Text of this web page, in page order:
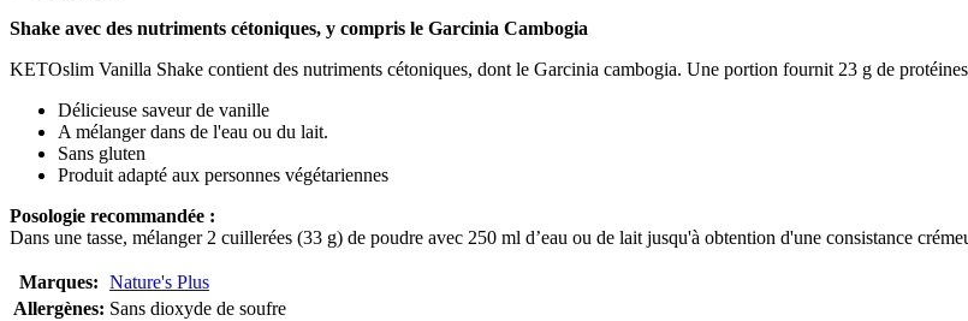
Shake avec des nutriments cétoniques, y compris le Garcinia Cambogia
KETOslim Vanilla Shake contient des nutriments cétoniques, dont le Garcinia cambogia. Une portion fournit 23 g de
Délicieuse saveur de vanille
A mélanger dans de l'eau ou du lait.
Sans gluten
Produit adapté aux personnes végétariennes
Posologie recommandée :
Dans une tasse, mélanger 2 cuillerées (33 g) de poudre avec 250 ml d’eau ou de lait jusqu'à obtention d'une consistance
Marques: Nature's Plus
Allergènes: Sans dioxyde de soufre